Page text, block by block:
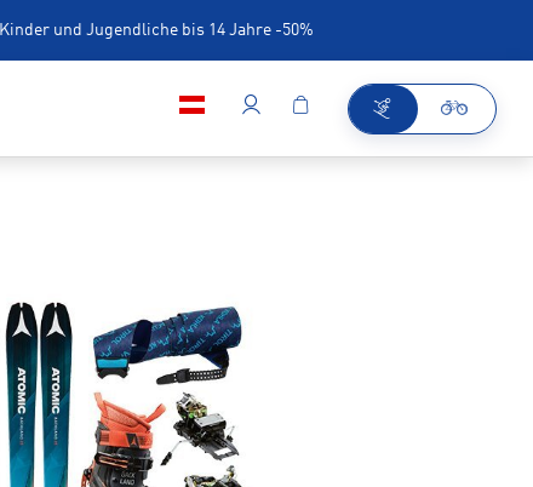
Kinder und Jugendliche bis 14 Jahre -50%